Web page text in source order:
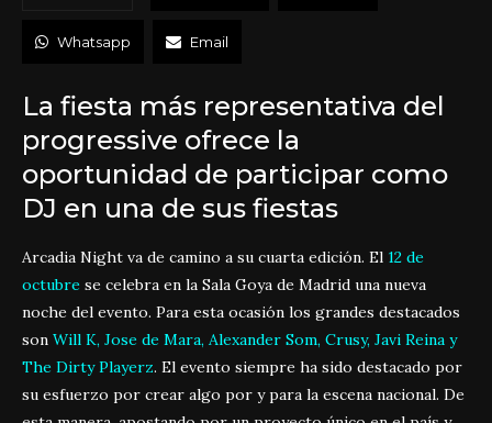
Whatsapp Email
La fiesta más representativa del
progressive ofrece la
oportunidad de participar como
DJ en una de sus fiestas
Arcadia Night va de camino a su cuarta edición. El 12 de
octubre se celebra en la Sala Goya de Madrid una nueva
noche del evento. Para esta ocasión los grandes destacados
son Will K, Jose de Mara, Alexander Som, Crusy, Javi Reina y
The Dirty Playerz. El evento siempre ha sido destacado por
su esfuerzo por crear algo por y para la escena nacional. De